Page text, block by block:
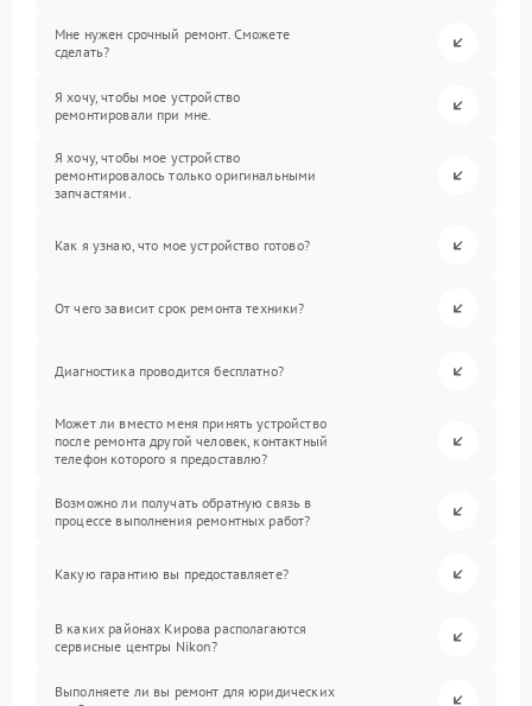
Мне нужен срочный ремонт. Сможете
сделать?
Я хочу, чтобы мое устройство
ремонтировали при мне.
Я хочу, чтобы мое устройство
ремонтировалось только оригинальными
запчастями.
Как я узнаю, что мое устройство готово?
От чего зависит срок ремонта техники?
Диагностика проводится бесплатно?
Может ли вместо меня принять устройство
после ремонта другой человек, контактный
телефон которого я предоставлю?
Возможно ли получать обратную связь в
процессе выполнения ремонтных работ?
Какую гарантию вы предоставляете?
В каких районах Кирова располагаются
сервисные центры Nikon?
Выполняете ли вы ремонт для юридических